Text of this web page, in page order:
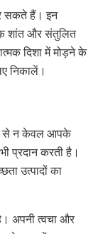
सकते हैं। इन
शांत और संतुलित
दिशा में मोड़ने के
निकालें।
से न केवल आपके
प्रदान करती है।
उत्पादों का
अपनी त्वचा और